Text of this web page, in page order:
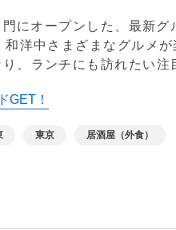
にオープンした、最新
洋中さまざまなグルメ
、ランチにも訪れたい注
GET！
東京 居酒屋（外食）